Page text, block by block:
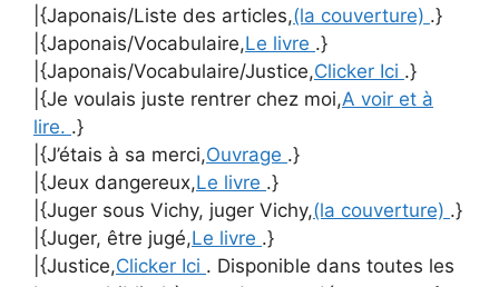
|{Japonais/Liste des articles,(la couverture) .}
|{Japonais/Vocabulaire,Le livre .}
|{Japonais/Vocabulaire/Justice,Clicker Ici .}
|{Je voulais juste rentrer chez moi,A voir et à
lire. .}
|{J’étais à sa merci,Ouvrage .}
|{Jeux dangereux,Le livre .}
|{Juger sous Vichy, juger Vichy,(la couverture) .}
|{Juger, être jugé,Le livre .}
|{Justice,Clicker Ici . Disponible dans toutes les